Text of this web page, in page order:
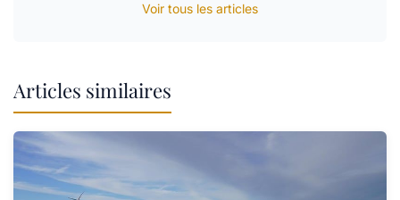
Voir tous les articles
Articles similaires